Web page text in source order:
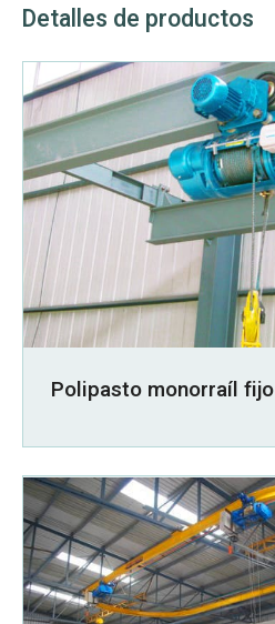
Detalles de productos
Polipasto monorraíl fijo